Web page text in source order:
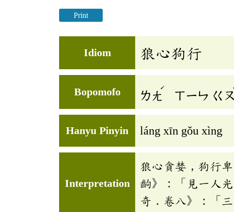
Print
Idiom 狼心狗行
Bopomofo ㄌㄤ
ˊ
ㄒㄧㄣ ㄍㄡ
Hanyu Pinyin láng xīn gǒu xìng
Interpretation
狼心貪婪，狗行
齣》：「見一人
奇．卷八》：「